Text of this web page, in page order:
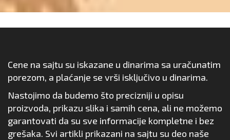
Cene na sajtu su iskazane u dinarima sa uračunatim
porezom, a plaćanje se vrši isključivo u dinarima.
Nastojimo da budemo što precizniji u opisu
proizvoda, prikazu slika i samih cena, ali ne možemo
garantovati da su sve informacije kompletne i bez
grešaka. Svi artikli prikazani na sajtu su deo naše